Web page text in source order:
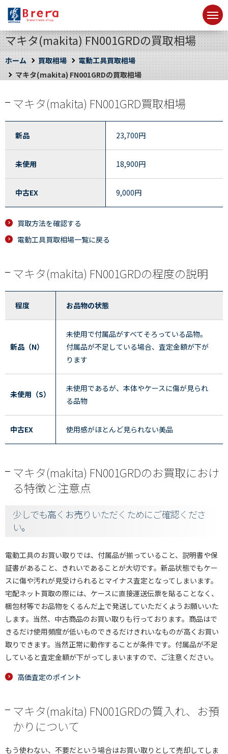
マキタ(makita) FN001GRDの買取相場
ホーム 買取相場
電動工具買取相場
マキタ(makita) FN001GRDの買取相場
マキタ(makita) FN001GRD買取相場
新品 23,700円
未使用 18,900円
中古EX 9,000円
買取方法を確認する
電動工具買取相場一覧に戻る
マキタ(makita) FN001GRDの程度の説明
程度 お品物の状態
新品（N）
未使用で付属品がすべてそろっている品物。
付属品が不足している場合、査定金額が下が
ります
未使用（S）
未使用であるが、本体やケースに傷が見られ
る品物
中古EX 使用感がほとんど見られない美品
マキタ(makita) FN001GRDのお買取におけ
る特徴と注意点
少しでも高くお売りいただくためにご確認くださ
い。
電動工具のお買い取りでは、付属品が揃っていること、説明書や保
証書があること、きれいであることが大切です。新品状態でもケー
スに傷や汚れが見受けられるとマイナス査定となってしまいます。
宅配ネット買取の際には、ケースに直接運送伝票を貼ることなく、
梱包材等でお品物をくるんだ上で発送していただくようお願いいた
します。当然、中古商品のお買い取りも行っております。商品はで
きるだけ使用頻度が低いものできるだけきれいなものが高くお買い
取りできます。当然正常に動作することが条件です。付属品が不足
していると査定金額が下がってしまいますので、ご注意ください。
高価査定のポイント
マキタ(makita) FN001GRDの質入れ、お預
かりについて
もう使わない、不要だという場合はお買い取りとして売却してしま